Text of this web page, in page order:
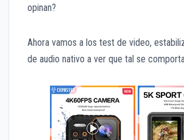
opinan?
Ahora vamos a los test de video,
de audio nativo a ver que tal se